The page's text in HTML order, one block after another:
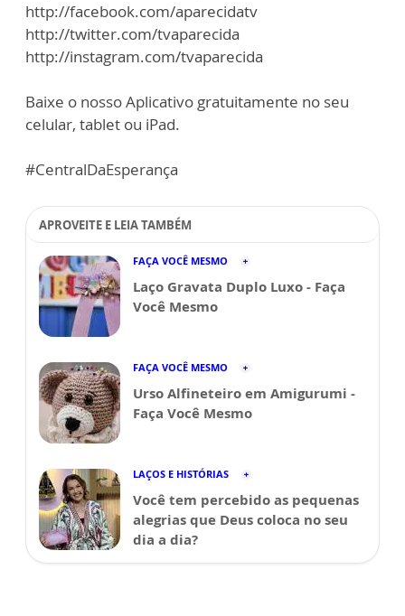
http://facebook.com/aparecidatv
http://twitter.com/tvaparecida
http://instagram.com/tvaparecida
Baixe o nosso Aplicativo gratuitamente no seu
celular, tablet ou iPad.
#CentralDaEsperança
APROVEITE E LEIA TAMBÉM
FAÇA VOCÊ MESMO
Laço Gravata Duplo Luxo - Faça
Você Mesmo
FAÇA VOCÊ MESMO
Urso Alfineteiro em Amigurumi -
Faça Você Mesmo
LAÇOS E HISTÓRIAS
Você tem percebido as pequenas
alegrias que Deus coloca no seu
dia a dia?